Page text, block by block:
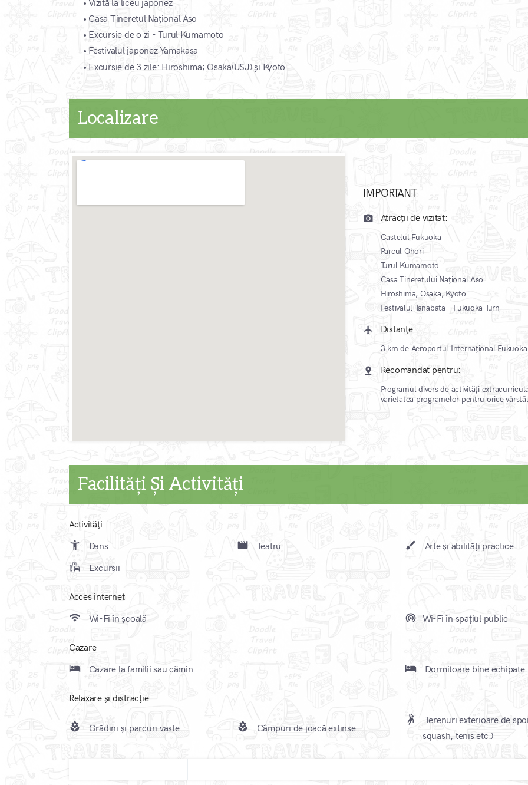
•Vizită la liceu japonez
• Casa Tineretul Național Aso
• Excursie de o zi - Turul Kumamoto
• Festivalul japonez Yamakasa
• Excursie de 3 zile: Hiroshima; Osaka(USJ) și Kyoto
Localizare
that
IMPORTANT
camera_alt Atracții de vizitat:
Castelul Fukuoka
Parcul Ohori
Turul Kumamoto
Casa Tineretului Național Aso
Hiroshima, Osaka, Kyoto
Festivalul Tanabata - Fukuoka Turn
local_airport Distanțe
3 km de Aeroportul Internațional Fukuoka
pin_drop Recomandat pentru:
Programul divers de activități
varietatea programelor pentru orice vârstă.
Facilități Și Activități
Activități
accessibility_new Dans movie_creation Teatru brush Arte și abilități practice
emoji_transportation Excursii
Acces internet
wifi Wi-Fi în școală wifi_tethering Wi-Fi în spațiul public
Cazare
local_hotel Cazare la familii sau cămin local_hotel Dormitoare bine echipate
Relaxare și distracție
local_florist Grădini și parcuri vaste local_florist Câmpuri de joacă extinse
sports_handball
Terenuri exterioare de
squash, tenis etc.)